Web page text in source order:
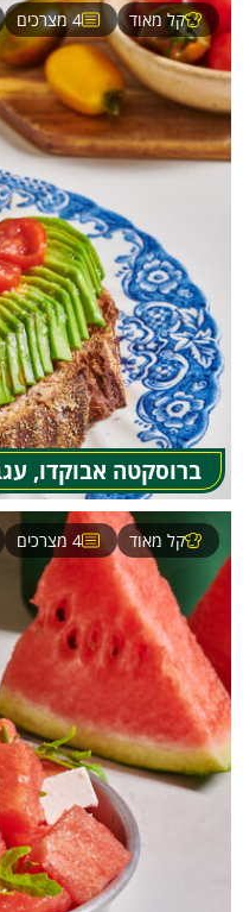
ברוסקטה אבוקדו,
קל מאוד 4 מצרכים
קל מאוד 4 מצרכים